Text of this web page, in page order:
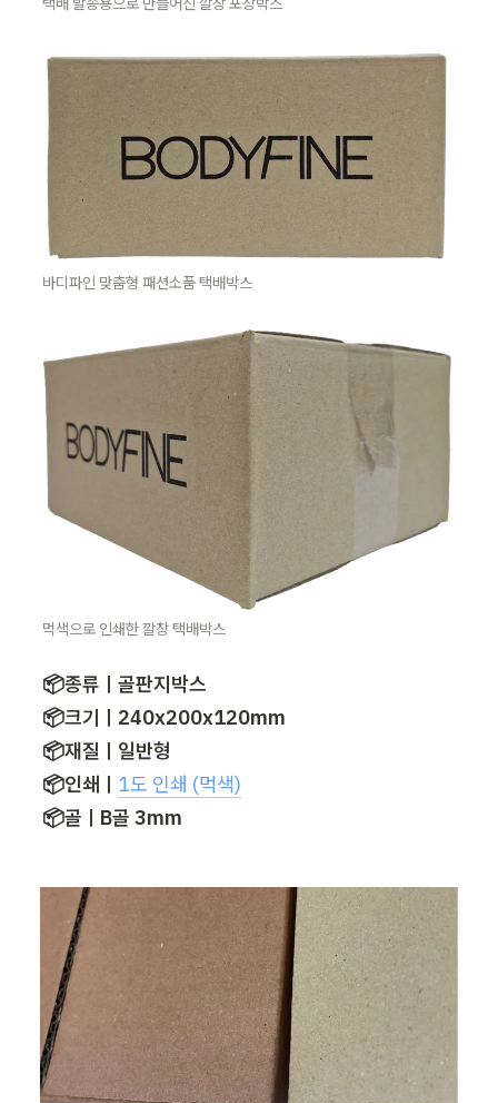
바디파인 맞춤형 패션소품 택배박스
먹색으로 인쇄한 깔창 택배박스
📦종류ㅣ골판지박스
📦크기ㅣ240x200x120mm
📦재질ㅣ일반형
📦인쇄ㅣ 1도 인쇄 (먹색)
📦골ㅣB골 3mm